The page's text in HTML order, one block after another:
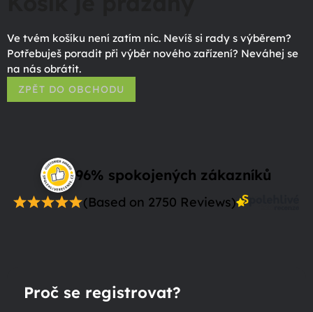
Ve tvém košíku není zatím nic. Nevíš si rady s výběrem?
Potřebuješ poradit při výběr nového zařízení? Neváhej se
na nás obrátit.
ZPĚT DO OBCHODU
96% spokojených zákazníků
(Based on 2750 Reviews)
Proč se registrovat?